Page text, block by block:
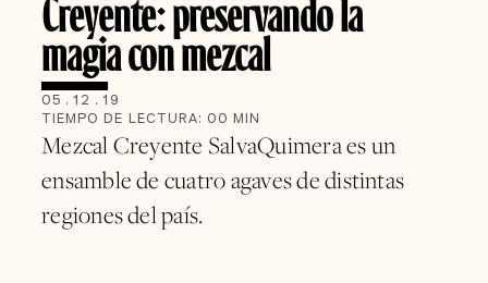
Creyente: preservando la
magia con mezcal
05 . 12 . 19
TIEMPO DE LECTURA: 00 MIN
Mezcal Creyente SalvaQuimera es un
ensamble de cuatro agaves de distintas
regiones del país.